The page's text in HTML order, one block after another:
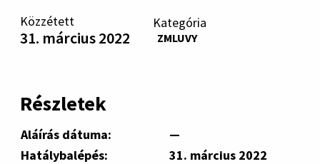
Közzétett
31. március 2022
Kategória
ZMLUVY
Részletek
Aláírás dátuma:
—
Hatálybalépés:
31. március 2022